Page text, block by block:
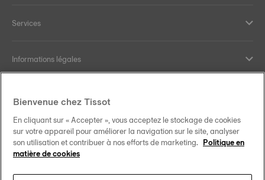
Services
Informations légales
Nos engagements
Bienvenue chez Tissot
En cliquant sur « Accepter », vous acceptez le stockage de cookies
sur votre appareil pour améliorer la navigation sur le site, analyser
son utilisation et contribuer à nos efforts de marketing. Politique en
matière de cookies